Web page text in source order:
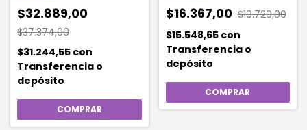
$32.889,00
$37.374,00
$31.244,55 con
Transferencia o
depósito
$16.367,00 $19.720,00
$15.548,65 con
Transferencia o
depósito